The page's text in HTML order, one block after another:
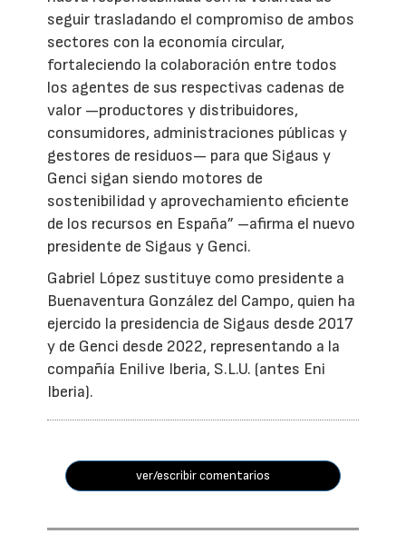
seguir trasladando el compromiso de ambos
sectores con la economía circular,
fortaleciendo la colaboración entre todos
los agentes de sus respectivas cadenas de
valor —productores y distribuidores,
consumidores, administraciones públicas y
gestores de residuos— para que Sigaus y
Genci sigan siendo motores de
sostenibilidad y aprovechamiento eficiente
de los recursos en España” –afirma el nuevo
presidente de Sigaus y Genci.
Gabriel López sustituye como presidente a
Buenaventura González del Campo, quien ha
ejercido la presidencia de Sigaus desde 2017
y de Genci desde 2022, representando a la
compañía Enilive Iberia, S.L.U. (antes Eni
Iberia).
ver/escribir comentarios